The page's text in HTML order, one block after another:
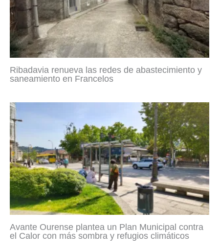
Ribadavia renueva las redes de abastecimiento y
saneamiento en Francelos
Avante Ourense plantea un Plan Municipal contra
el Calor con más sombra y refugios climáticos